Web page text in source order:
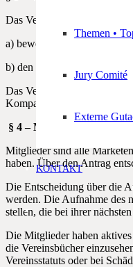
Themen •
Jury Comité
Externe
KONTAKT
Das Vermögen des Vereins
a) beweglichen oder
b) den zu besonderen
Das Vermögen wird für die
Kompanie sowie etwaige
§ 4 – Mitglieder
Mitglieder sind alle
haben. Über den Antrag
Die Entscheidung über die
werden. Die Aufnahme des
stellen, die bei ihrer
Die Mitglieder haben aktives
die Vereinsbücher
Vereinsstatuts oder bei